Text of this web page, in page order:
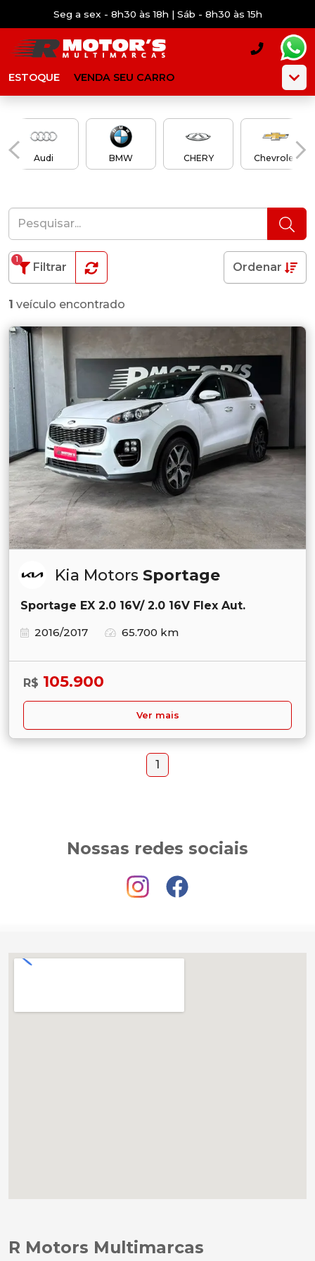
Seg a sex - 8h30 às 18h | Sáb - 8h30 às 15h
ESTOQUE VENDA SEU CARRO
Audi BMW CHERY Chevrolet
Filtrar
1
Ordenar
1 veículo encontrado
Kia Motors Sportage
Sportage EX 2.0 16V/ 2.0 16V Flex Aut.
2016/2017
65.700 km
R$ 105.900
Ver mais
1
Nossas redes sociais
R Motors Multimarcas